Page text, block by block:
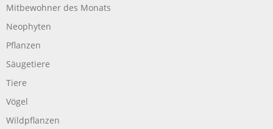
Mitbewohner des Monats
Neophyten
Pflanzen
Säugetiere
Tiere
Vögel
Wildpflanzen